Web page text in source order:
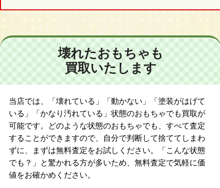
帰ってきたウルトラマン DAICONFILM
郷秀樹
郷秀樹 リニューアル
ナックル星人
ウルトラマンA
エースキラー
ウルトラマンタロウ
ウルトラの父
ウルトラマンレオ
マグマ星人
おおとりゲン
ガラモン
RAHシリーズのことなら、ジョニージョイにお任せください！！
壊れたおもちゃも
買取いたします
当店では、「壊れている」「動かない」「塗装がはげて
いる」「かなり汚れている」状態のおもちゃでも買取が
可能です。どのような状態のおもちゃでも、すべて査定
することができますので、自分で判断して捨ててしまわ
ずに、まずは無料査定をお試しください。「こんな状態
でも？」と驚かれる方が多いため、無料査定で気軽に価
値をお確かめください。